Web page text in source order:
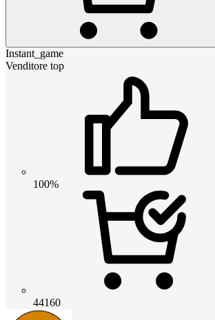
Instant_game
Venditore top
100%
44160